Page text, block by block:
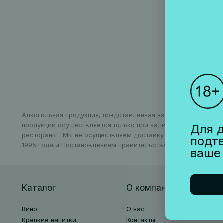
Алкогольная продукция, представленная на сайте, может
продукции осуществляется только при наличии
рестораны". Мы не осуществляем доставку алкогольной
1995 года и Постановлением правительства РФ N612 от 27
Каталог
Вино
Крепкие напитки
О компании
О нас
Контакты
Для
ваше